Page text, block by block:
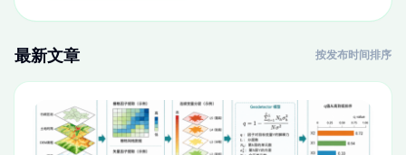
最新文章 按发布时间排序